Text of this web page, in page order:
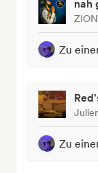
nah
Zu
Zu